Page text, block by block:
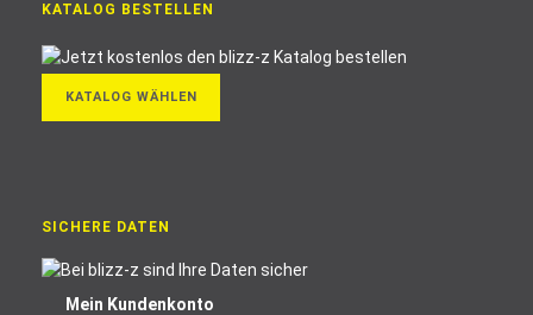
KATALOG BESTELLEN
KATALOG WÄHLEN
SICHERE DATEN
Mein Kundenkonto